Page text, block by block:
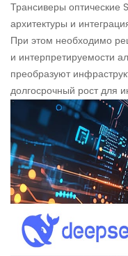
Трансиверы оптические
архитектуры и
При этом необходимо
и интерпретируемости
преобразуют
долгосрочный рост для